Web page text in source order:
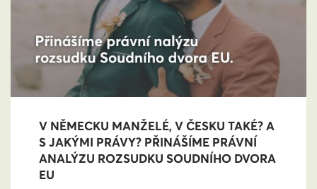
V NĚMECKU MANŽELÉ, V ČESKU TAKÉ? A
S JAKÝMI PRÁVY? PŘINÁŠÍME PRÁVNÍ
ANALÝZU ROZSUDKU SOUDNÍHO DVORA
EU